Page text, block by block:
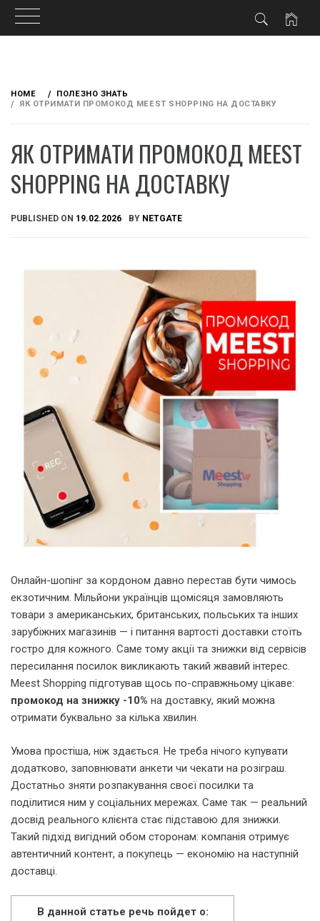
content
HOME
ПОЛЕЗНО ЗНАТЬ
ЯК ОТРИМАТИ ПРОМОКОД MEEST SHOPPING НА ДОСТАВКУ
ЯК ОТРИМАТИ ПРОМОКОД MEEST
SHOPPING НА ДОСТАВКУ
PUBLISHED ON 19.02.2026 BY NETGATE
Онлайн-шопінг за кордоном давно перестав бути чимось
екзотичним. Мільйони українців щомісяця замовляють
товари з американських, британських, польських та інших
зарубіжних магазинів — і питання вартості доставки стоїть
гостро для кожного. Саме тому акції та знижки від сервісів
пересилання посилок викликають такий жвавий інтерес.
Meest Shopping підготував щось по-справжньому цікаве:
промокод на знижку -10% на доставку, який можна
отримати буквально за кілька хвилин.
Умова простіша, ніж здається. Не треба нічого купувати
додатково, заповнювати анкети чи чекати на розіграш.
Достатньо зняти розпакування своєї посилки та
поділитися ним у соціальних мережах. Саме так — реальний
досвід реального клієнта стає підставою для знижки.
Такий підхід вигідний обом сторонам: компанія отримує
автентичний контент, а покупець — економію на наступній
доставці.
В данной статье речь пойдет о: